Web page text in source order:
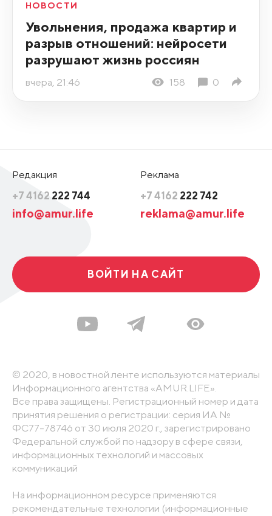
НОВОСТИ
Увольнения, продажа квартир и
разрыв отношений: нейросети
разрушают жизнь россиян
вчера, 21:46 158 0
Редакция
+7 4162 222 744
info@amur.life
Реклама
+7 4162 222 742
reklama@amur.life
ВОЙТИ НА САЙТ
© 2020, в новостной ленте используются материалы
Информационного агентства «AMUR.LIFE».
Все права защищены. Регистрационный номер и дата
принятия решения о регистрации: серия ИА №
ФС77-78746 от 30 июля 2020 г., зарегистрировано
Федеральной службой по надзору в сфере связи,
информационных технологий и массовых
коммуникаций
На информационном ресурсе применяются
рекомендательные технологии (информационные